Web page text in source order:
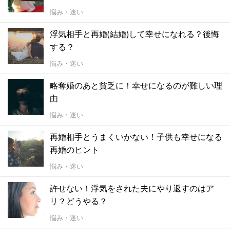
悩み・迷い
浮気相手と再婚(結婚)して幸せになれる？後悔
する？
悩み・迷い
略奪婚のあと貧乏に！幸せになるのが難しい理
由
悩み・迷い
再婚相手とうまくいかない！子供も幸せになる
再婚のヒント
悩み・迷い
許せない！浮気をされた夫にやり返すのはア
リ？どうやる？
悩み・迷い